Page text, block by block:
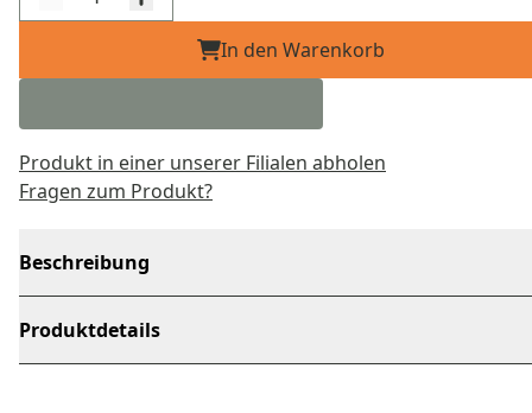
In den Warenkorb
Produkt in einer unserer Filialen abholen
Fragen zum Produkt?
Beschreibung
Produktdetails